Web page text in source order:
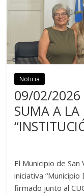
Noticia
09/02/2026
SUMA A
El Municipio de
iniciativa
firmado junto al